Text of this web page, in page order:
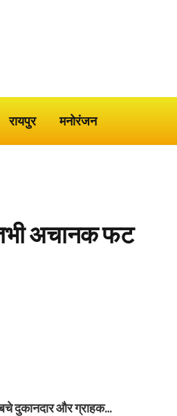
रायपुर मनोरंजन
अचानक फट
दुकानदार और ग्राहक…